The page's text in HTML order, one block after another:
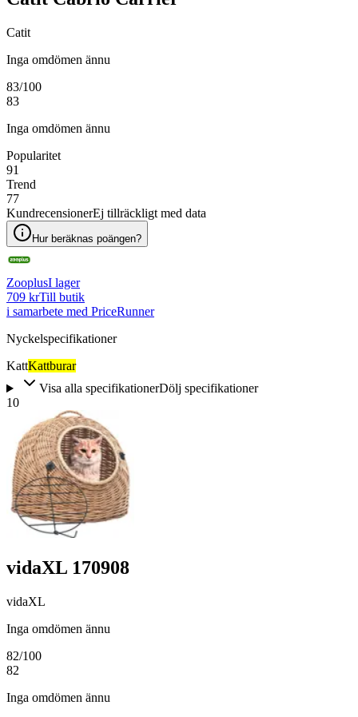
Catit
Inga omdömen ännu
83/100
83
Inga omdömen ännu
Popularitet
91
Trend
77
KundrecensionerEj tillräckligt med data
Hur beräknas poängen?
ZooplusI lager
709 krTill butik
i samarbete med PriceRunner
Nyckelspecifikationer
KattKattburar
Visa alla specifikationerDölj specifikationer
10
vidaXL 170908
vidaXL
Inga omdömen ännu
82/100
82
Inga omdömen ännu